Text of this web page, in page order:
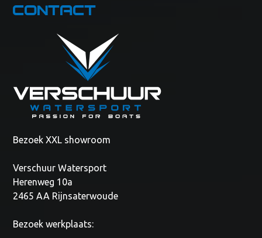
Contact
Bezoek XXL showroom
Verschuur Watersport
Herenweg 10a
2465 AA Rijnsaterwoude
Bezoek werkplaats: